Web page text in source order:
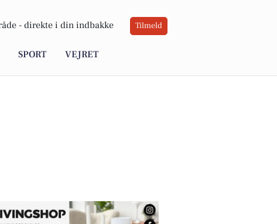
- direkte i din indbakke Tilmeld
SPORT VEJRET